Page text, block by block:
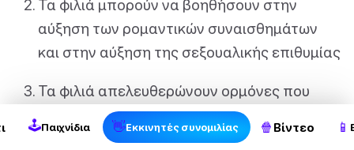
Τα φιλιά μπορούν να βοηθήσουν στην
αύξηση των ρομαντικών συναισθημάτων
και στην αύξηση της σεξουαλικής επιθυμίας
Τα φιλιά απελευθερώνουν ορμόνες που
διεγείρουν τον εγκέφαλο και προάγουν το
αίσθημα της ευτυχίας
🕹Παιχνίδια 👋Εκκινητές συνομιλίας 🍿 Βίντεο 📱